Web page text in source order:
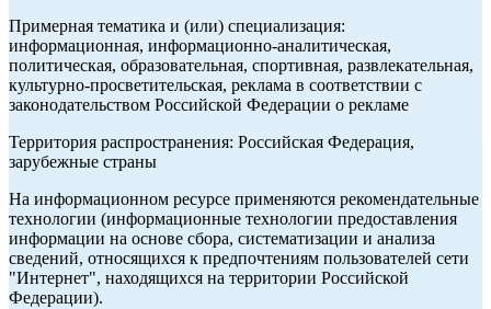
Примерная тематика и (или) специализация:
информационная, информационно-аналитическая,
политическая, образовательная, спортивная, развлекательная,
культурно-просветительская, реклама в соответствии с
законодательством Российской Федерации о рекламе
Территория распространения: Российская Федерация,
зарубежные страны
На информационном ресурсе применяются рекомендательные
технологии (информационные технологии предоставления
информации на основе сбора, систематизации и анализа
сведений, относящихся к предпочтениям пользователей сети
"Интернет", находящихся на территории Российской
Федерации).